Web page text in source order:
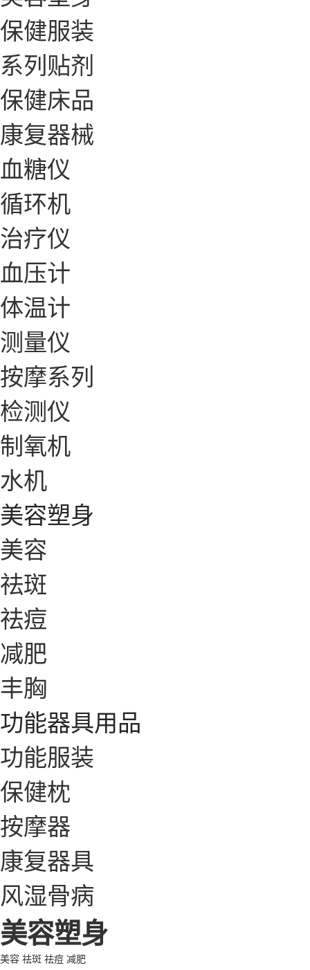
保健服装
系列贴剂
保健床品
康复器械
血糖仪
循环机
治疗仪
血压计
体温计
测量仪
按摩系列
检测仪
制氧机
水机
美容塑身
美容
祛斑
祛痘
减肥
丰胸
功能器具用品
功能服装
保健枕
按摩器
康复器具
风湿骨病
美容塑身
美容 祛斑 祛痘 减肥